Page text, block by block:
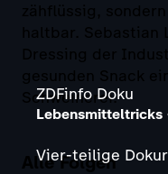
zähflüssig,
haltbar. Sebastian
Dressing der
gesunden Snack
Schweinerei.
Alle Folgen
ZDFinfo Doku
Lebensmitteltricks
Vier-teilige